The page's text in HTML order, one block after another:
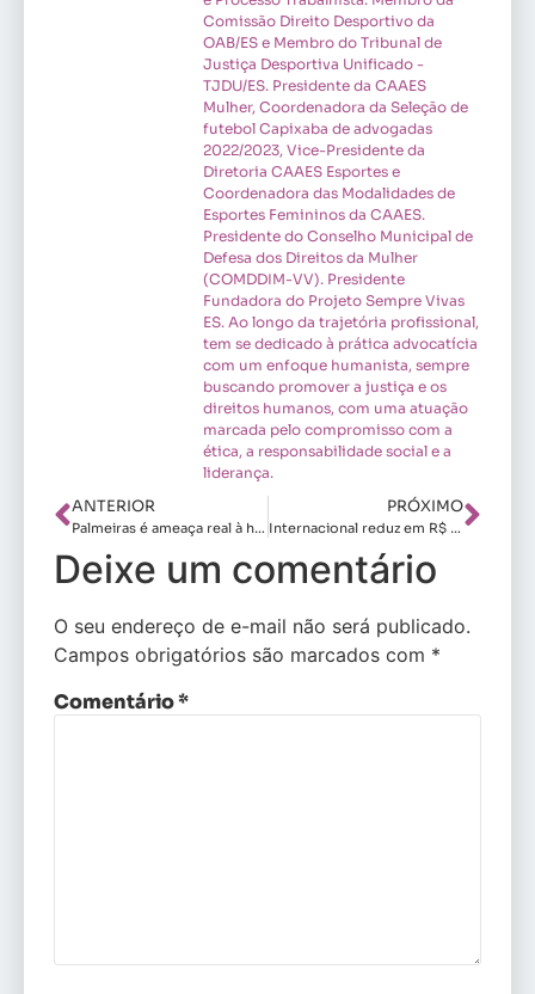
Comissão Direito Desportivo da
OAB/ES e Membro do Tribunal de
Justiça Desportiva Unificado -
TJDU/ES. Presidente da CAAES
Mulher, Coordenadora da Seleção de
futebol Capixaba de advogadas
2022/2023, Vice-Presidente da
Diretoria CAAES Esportes e
Coordenadora das Modalidades de
Esportes Femininos da CAAES.
Presidente do Conselho Municipal de
Defesa dos Direitos da Mulher
(COMDDIM-VV). Presidente
Fundadora do Projeto Sempre Vivas
ES. Ao longo da trajetória profissional,
tem se dedicado à prática advocatícia
com um enfoque humanista, sempre
buscando promover a justiça e os
direitos humanos, com uma atuação
marcada pelo compromisso com a
ética, a responsabilidade social e a
liderança.
ANTERIOR
Palmeiras é ameaça real à hegemonia corintiana no futebol feminino
PRÓXIMO
Internacional reduz em R$ 3 milhões o investimento no futebol feminino para 2026
Deixe um comentário
O seu endereço de e-mail não será publicado.
Campos obrigatórios são marcados com *
Comentário*